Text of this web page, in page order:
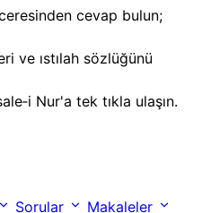
cevap bulun;
ve ıstılah sözlüğünü
Nur'a tek tıkla ulaşın.
Sorular Makaleler